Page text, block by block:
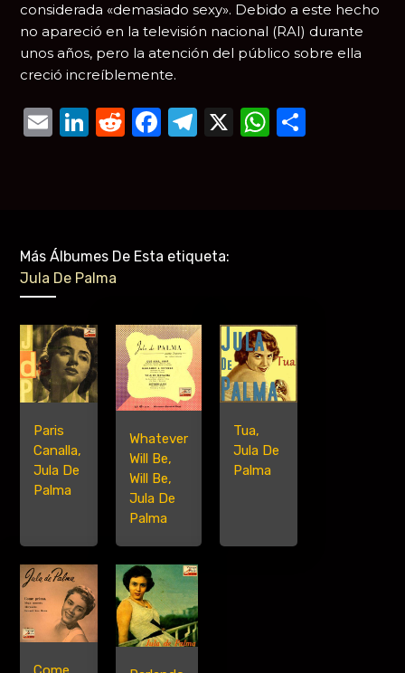
considerada «demasiado sexy». Debido a este hecho
no apareció en la televisión nacional (RAI) durante
unos años, pero la atención del público sobre ella
creció increíblemente.
Email
LinkedIn
Reddit
Facebook
Telegram
X
Más Álbumes De Esta etiqueta:
Jula De Palma
Paris
Canalla,
Jula De
Palma
Whatever
Will Be,
Will Be,
Jula De
Palma
Tua,
Jula De
Palma